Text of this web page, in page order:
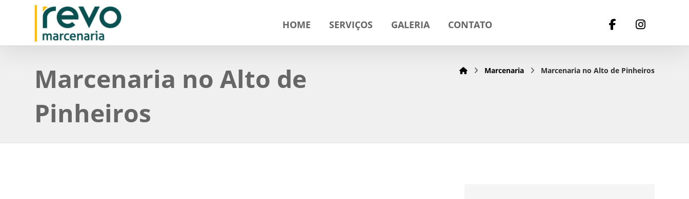
HOME SERVIÇOS GALERIA CONTATO
Marcenaria no Alto de
Pinheiros
Marcenaria Marcenaria no Alto de Pinheiros